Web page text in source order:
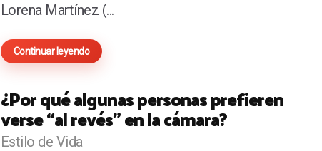
Lorena Martínez (...
Continuar leyendo
¿Por qué algunas personas prefieren
verse “al revés” en la cámara?
Estilo de Vida